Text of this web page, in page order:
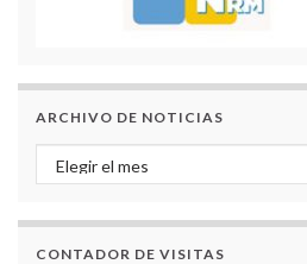
ARCHIVO DE NOTICIAS
Archivo de Noticias
CONTADOR DE VISITAS